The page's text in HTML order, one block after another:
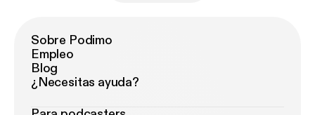
Sobre Podimo
Empleo
Blog
¿Necesitas ayuda?